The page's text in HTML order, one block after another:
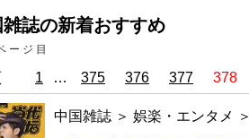
雑誌の新着おすすめ
ージ目
1 … 375 376 377 378
中国雑誌 ＞ 娯楽・エンタメ ＞